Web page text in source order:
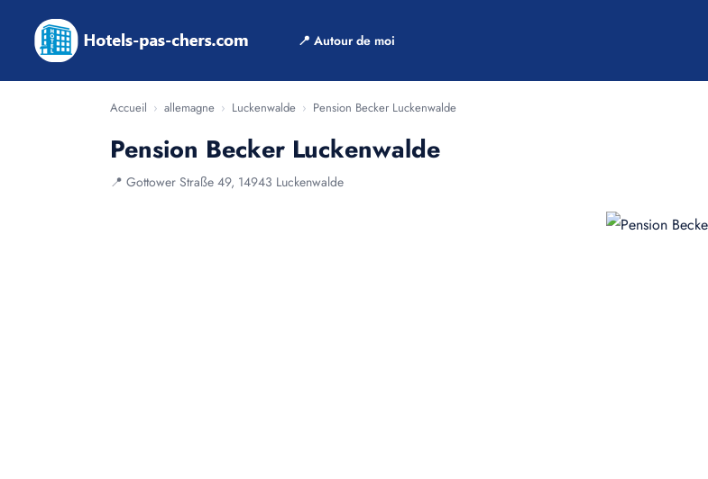
📍 Autour de moi
Accueil › allemagne › Luckenwalde › Pension Becker Luckenwalde
Pension Becker Luckenwalde
📍 Gottower Straße 49, 14943 Luckenwalde